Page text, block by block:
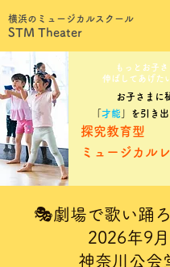
横浜のミュージカルスクール
STM Theater
もっとお子
伸ばしてあげた
お子さまに
「 才能 」を引き出
探究教育型
ミュージカル
🎭劇場で歌い踊
2026年9月
神奈川公会